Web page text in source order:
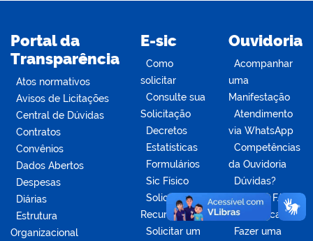
Portal da
Transparência
Atos normativos
Avisos de Licitações
Central de Dúvidas
Contratos
Convênios
Dados Abertos
Despesas
Diárias
Estrutura
Organizacional
E-sic
Como
solicitar
Consulte sua
Solicitação
Decretos
Estatísticas
Formulários
Sic Físico
Solicitar
Recurso
Solicitar um
Ouvidoria
Acompanhar
uma
Manifestação
Atendimento
via WhatsApp
Competências
da Ouvidoria
Dúvidas?
Acesse o FAQ
Estatísticas
Fazer uma